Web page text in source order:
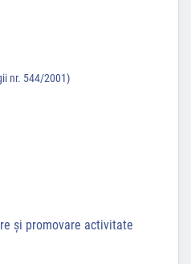
nr. 544/2001)
și promovare activitate